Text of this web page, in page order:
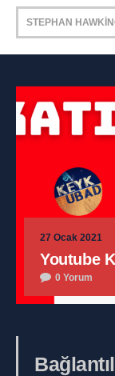
STEPHAN
27 Ocak 2021
Youtube
0 Yorum